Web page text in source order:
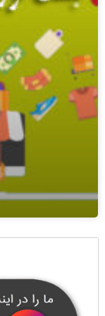
1400/08/06 1 دیدگاه